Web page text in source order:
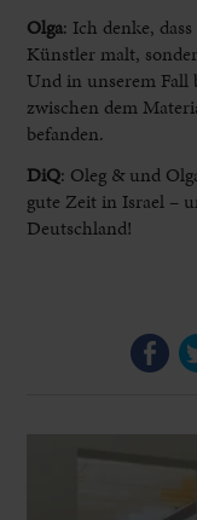
Olga: Ich denke,
Künstler malt,
Und in unserem Fall
zwischen dem
befanden.
DiQ: Oleg & und
gute Zeit in Israel –
Deutschland!